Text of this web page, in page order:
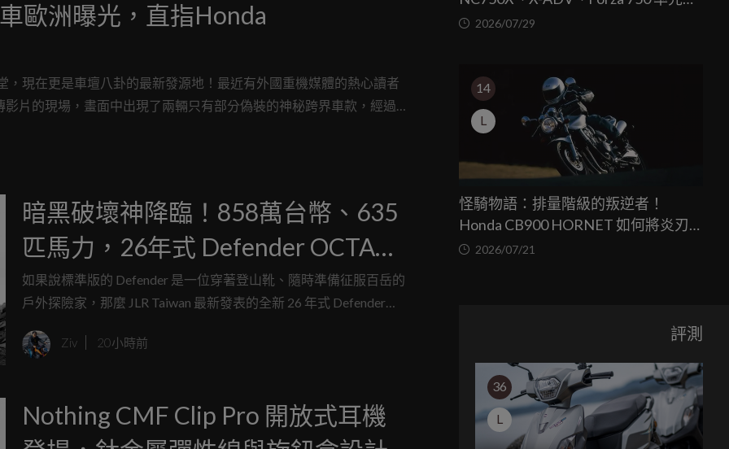
歐洲曝光，直指Honda
現在更是車壇八卦的最新發源地！最近有外國重機媒體的熱心讀者
片的現場，畫面中出現了兩輛只有部分偽裝的神秘跨界車款，經過仔
暗黑破壞神降臨！858萬台幣、635
匹馬力，26年式 Defender OCTA
Black 全台限量5台剽悍登台
如果說標準版的 Defender 是一位穿著登山靴、隨時準備征服百岳的
戶外探險家，那麼 JLR Taiwan 最新發表的全新 26 年式 Defender
務。這款被原廠譽為 Defender 車系有史以來最強悍的旗艦車型，不
Ziv 20小時前
Nothing CMF Clip Pro 開放式耳機
場 2026/07/29
14
L
怪騎物語：排量階級的叛逆者！
Honda CB900 HORNET 如何將炎刃
之心塞進輕檔骨架
2026/07/21
評測
36
L